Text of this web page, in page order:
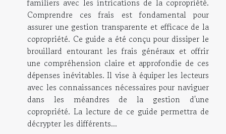
Comprendre ces frais est fondamental pour
assurer une gestion transparente et efficace de la
copropriété. Ce guide a été conçu pour dissiper le
brouillard entourant les frais généraux et offrir
une compréhension claire et approfondie de ces
dépenses inévitables. Il vise à équiper les lecteurs
avec les connaissances nécessaires pour naviguer
dans les méandres de la gestion d'une
copropriété. La lecture de ce guide permettra de
décrypter les différents...